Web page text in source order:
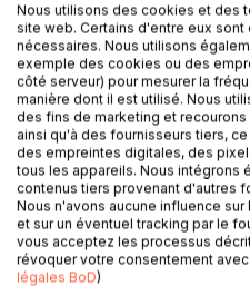
DESCRIPTION
En choisissant de fonder sa
étudiants sur des critères
a aussi choisi de n'aider que
que d'autres pays comme les
Pays-Bas ont mis en place
permettant d'accompagner
de leurs étudiants.
Nous utilisons des cookies et des
site web. Certains d'entre eux
nécessaires. Nous utilisons
exemple des cookies ou des
côté serveur) pour mesurer la
manière dont il est utilisé. Nous
des fins de marketing et
ainsi qu'à des fournisseurs tiers,
des empreintes digitales, des
tous les appareils. Nous intégrons
contenus tiers provenant d'autres
Nous n'avons aucune influence
et sur un éventuel tracking par le
vous acceptez les processus
révoquer votre consentement
légales BoD)